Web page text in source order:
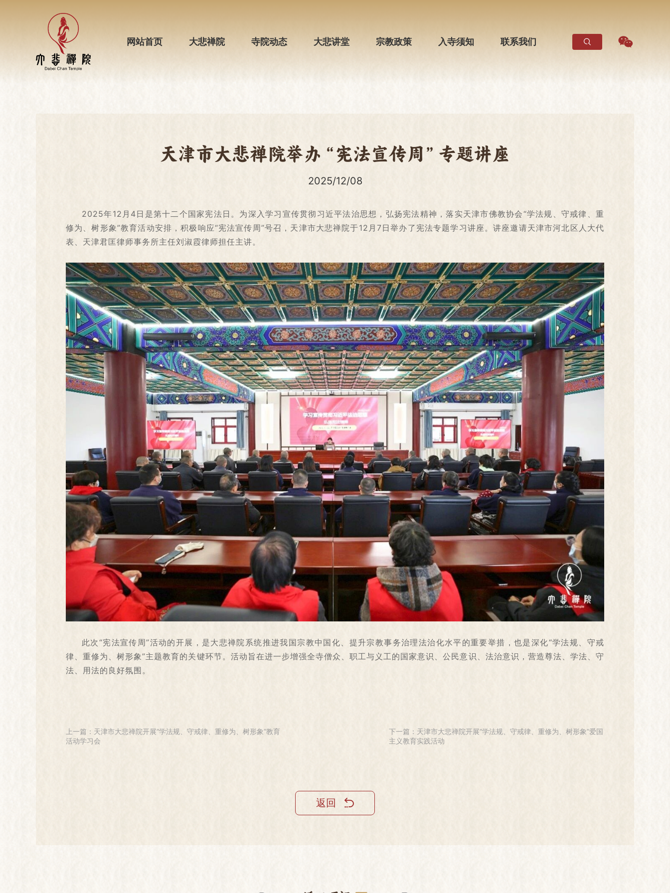
网站首页 大悲禅院 寺院动态 大悲讲堂 宗教政策 入寺须知 联系我们
天津市大悲禅院举办“宪法宣传周”专题讲座
2025/12/08
2025年12月4日是第十二个国家宪法日。为深入学习宣传贯彻习近平法治思想，弘扬宪法精神，落实天津市佛教协会“学法规、守戒律、重
修为、树形象”教育活动安排，积极响应“宪法宣传周”号召，天津市大悲禅院于12月7日举办了宪法专题学习讲座。讲座邀请天津市河北区人大代
表、天津君匡律师事务所主任刘淑霞律师担任主讲。
此次“宪法宣传周”活动的开展，是大悲禅院系统推进我国宗教中国化、提升宗教事务治理法治化水平的重要举措，也是深化“学法规、守戒
律、重修为、树形象”主题教育的关键环节。活动旨在进一步增强全寺僧众、职工与义工的国家意识、公民意识、法治意识，营造尊法、学法、守
法、用法的良好氛围。
上一篇：天津市大悲禅院开展“学法规、守戒律、重修为、树形象”教育
活动学习会
下一篇：天津市大悲禅院开展“学法规、守戒律、重修为、树形象”爱国
主义教育实践活动
返回